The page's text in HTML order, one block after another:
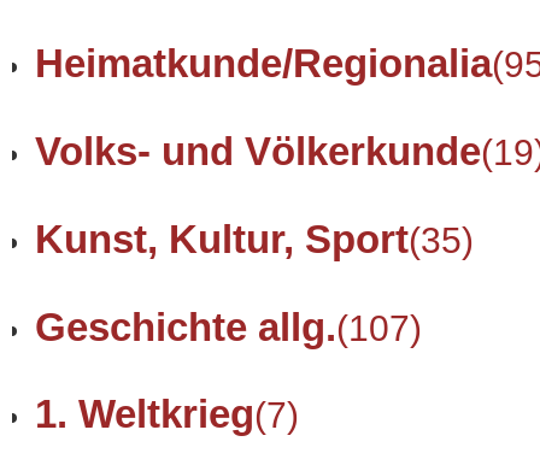
Heimatkunde/Regionalia
Volks- und Völkerkunde
Kunst, Kultur, Sport(35)
Geschichte allg.(107)
1. Weltkrieg(7)